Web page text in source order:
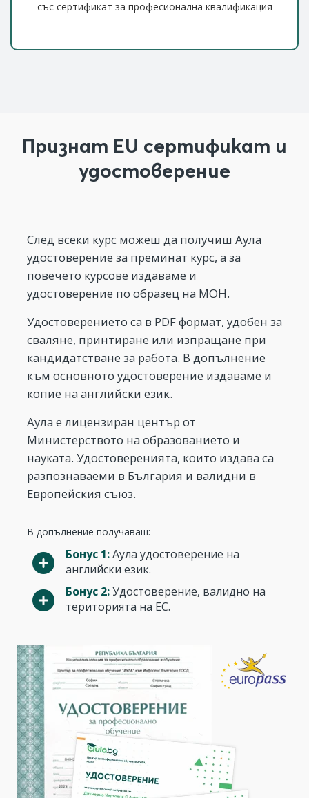
със сертификат за професионална квалификация
Признат EU сертификат и
удостоверение
След всеки курс можеш да получиш Аула
удостоверение за преминат курс, а за
повечето курсове издаваме и
удостоверение по образец на МОН.
Удостоверението са в PDF формат, удобен за
сваляне, принтиране или изпращане при
кандидатстване за работа. В допълнение
към основното удостоверение издаваме и
копие на английски език.
Аула е лицензиран център от
Министерството на образованието и
науката. Удостоверенията, които издава са
разпознаваеми в България и валидни в
Европейския съюз.
В допълнение получаваш:
Бонус 1:Аула удостоверение на
английски език.
Бонус 2:Удостоверение, валидно на
територията на ЕС.